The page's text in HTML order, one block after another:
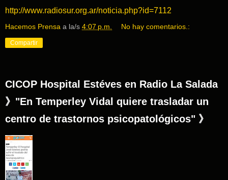
http://www.radiosur.org.ar/noticia.php?id=7112
Hacemos Prensa a la/s 4:07 p.m. No hay comentarios.:
Compartir
CICOP Hospital Estéves en Radio La Salada
》"En Temperley Vidal quiere trasladar un
centro de trastornos psicopatológicos" 》